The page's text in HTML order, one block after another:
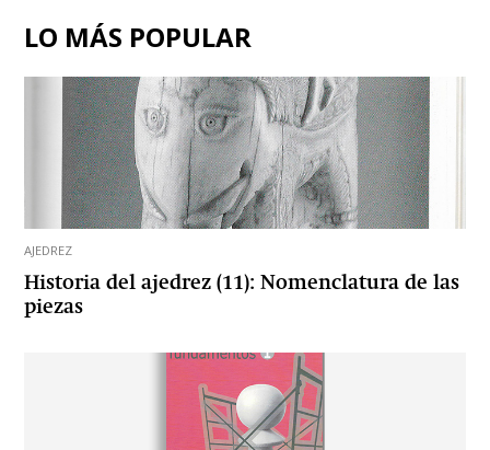
LO MÁS POPULAR
AJEDREZ
Historia del ajedrez (11): Nomenclatura de las
piezas